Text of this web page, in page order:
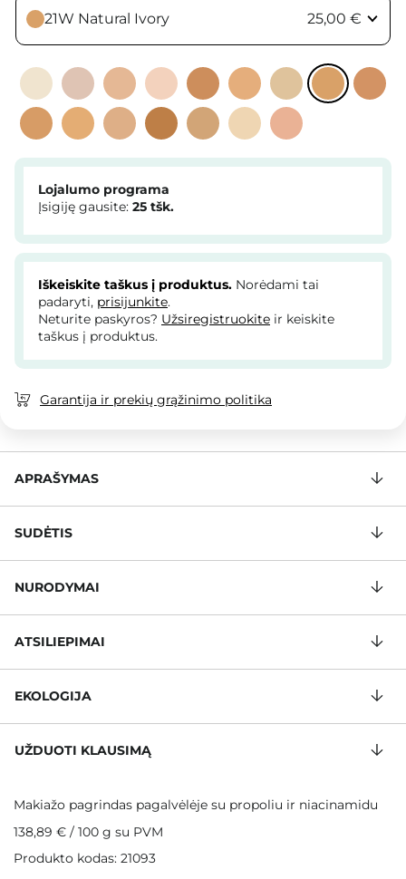
21W Natural Ivory 25,00 €
Lojalumo programa
Įsigiję gausite: 25 tšk.
Iškeiskite taškus į produktus. Norėdami tai
padaryti, prisijunkite.
Neturite paskyros? Užsiregistruokite ir keiskite
taškus į produktus.
Garantija ir prekių grąžinimo politika
APRAŠYMAS
SUDĖTIS
NURODYMAI
ATSILIEPIMAI
EKOLOGIJA
UŽDUOTI KLAUSIMĄ
Makiažo pagrindas pagalvėlėje su propoliu ir niacinamidu
138,89 € / 100 g su PVM
Produkto kodas: 21093